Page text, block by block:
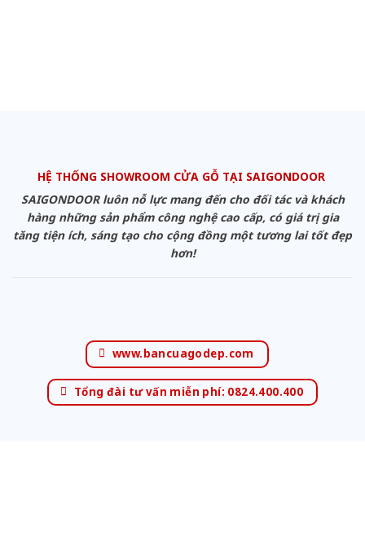
HỆ THỐNG SHOWROOM CỬA GỖ TẠI SAIGONDOOR
SAIGONDOOR luôn nỗ lực mang đến cho đối tác và khách
hàng những sản phẩm công nghệ cao cấp, có giá trị gia
tăng tiện ích, sáng tạo cho cộng đồng một tương lai tốt đẹp
hơn!
www.bancuagodep.com
Tổng đài tư vấn miễn phí: 0824.400.400